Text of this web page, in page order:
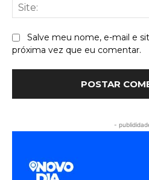
Salve meu nome, e-mail e
próxima vez que eu comentar.
-